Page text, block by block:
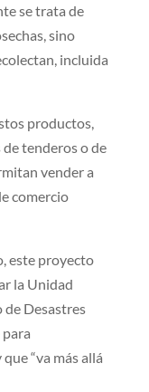
se trata de
sino
incluida
productos,
tenderos o de
vender a
comercio
este proyecto
la Unidad
de Desastres
“va más allá